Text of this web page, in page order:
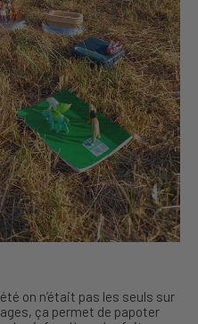
on n’était pas les seuls sur
ça permet de papoter